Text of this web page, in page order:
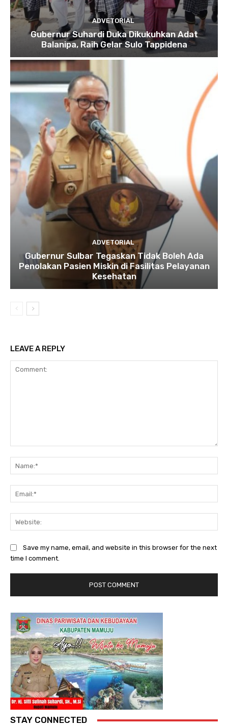
ADVETORIAL
Gubernur Suhardi Duka Dikukuhkan Adat
Balanipa, Raih Gelar Sulo Tappidena
ADVETORIAL
Gubernur Sulbar Tegaskan Tidak Boleh Ada
Penolakan Pasien Miskin di Fasilitas Pelayanan
Kesehatan
LEAVE A REPLY
Save my name, email, and website in this browser for the next
time I comment.
STAY CONNECTED